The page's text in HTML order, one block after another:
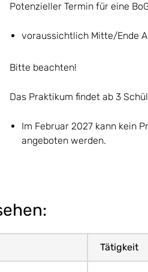
Potenzieller Termin für eine
voraussichtlich Mitte/Ende
Bitte beachten!
Das Praktikum findet ab 3
Im Februar 2027 kann kein
angeboten werden.
Tätigkeit